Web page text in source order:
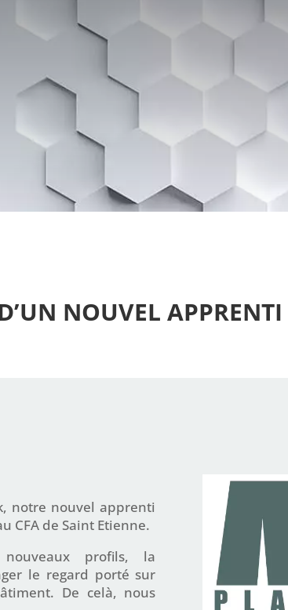
NOUVEL
notre nouvel apprenti
CFA de Saint Etienne.
profils, la
le regard porté sur
De celà, nous